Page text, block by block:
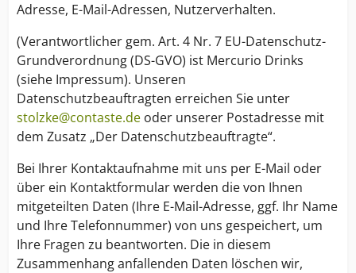
Adresse, E-Mail-Adressen, Nutzerverhalten.
(Verantwortlicher gem. Art. 4 Nr. 7 EU-Datenschutz-
Grundverordnung (DS-GVO) ist Mercurio Drinks
(siehe Impressum). Unseren
Datenschutzbeauftragten erreichen Sie unter
stolzke@contaste.de oder unserer Postadresse mit
dem Zusatz „Der Datenschutzbeauftragte“.
Bei Ihrer Kontaktaufnahme mit uns per E-Mail oder
über ein Kontaktformular werden die von Ihnen
mitgeteilten Daten (Ihre E-Mail-Adresse, ggf. Ihr Name
und Ihre Telefonnummer) von uns gespeichert, um
Ihre Fragen zu beantworten. Die in diesem
Zusammenhang anfallenden Daten löschen wir,